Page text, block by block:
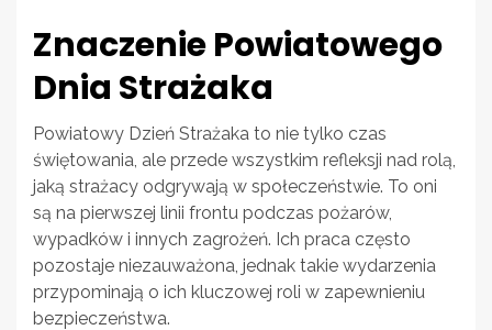
Znaczenie Powiatowego
Dnia Strażaka
Powiatowy Dzień Strażaka to nie tylko czas
świętowania, ale przede wszystkim refleksji nad rolą,
jaką strażacy odgrywają w społeczeństwie. To oni
są na pierwszej linii frontu podczas pożarów,
wypadków i innych zagrożeń. Ich praca często
pozostaje niezauważona, jednak takie wydarzenia
przypominają o ich kluczowej roli w zapewnieniu
bezpieczeństwa.